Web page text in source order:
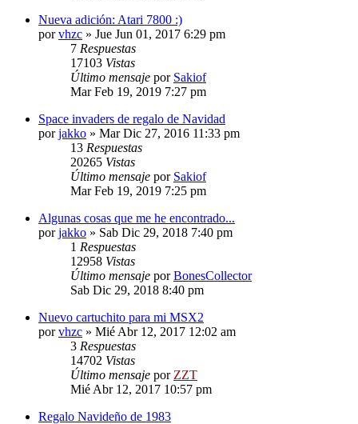
Nueva adición: Atari 7800 :)
porvhzc » Jue Jun 01, 2017 6:29 pm
7 Respuestas
17103 Vistas
Último mensaje por Sakiof
Mar Feb 19, 2019 7:27 pm
Space invaders de regalo de Navidad
porjakko » Mar Dic 27, 2016 11:33 pm
13 Respuestas
20265 Vistas
Último mensaje por Sakiof
Mar Feb 19, 2019 7:25 pm
Algunas cosas que me he encontrado...
porjakko » Sab Dic 29, 2018 7:40 pm
1 Respuestas
12958 Vistas
Último mensaje porBonesCollector
Sab Dic 29, 2018 8:40 pm
Nuevo cartuchito para mi MSX2
porvhzc » Mié Abr 12, 2017 12:02 am
3 Respuestas
14702 Vistas
Último mensaje por ZZT
Mié Abr 12, 2017 10:57 pm
Regalo Navideño de 1983